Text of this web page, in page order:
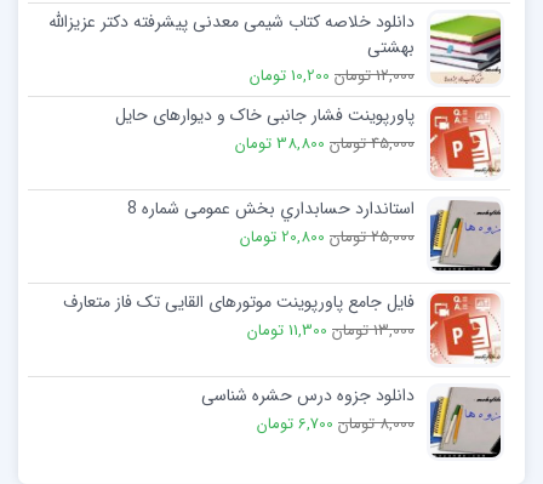
دانلود خلاصه کتاب شیمی معدنی پیشرفته دکتر عزیزالله
بهشتی
12,000 تومان 10,200 تومان
پاورپوینت فشار جانبی خاک و دیوارهای حایل
45,000 تومان 38,800 تومان
استاندارد حسابداري بخش عمومی شماره 8
25,000 تومان 20,800 تومان
فایل جامع پاورپوینت موتورهای القایی تک فاز متعارف
13,000 تومان 11,300 تومان
دانلود جزوه درس حشره شناسی
8,000 تومان 6,700 تومان